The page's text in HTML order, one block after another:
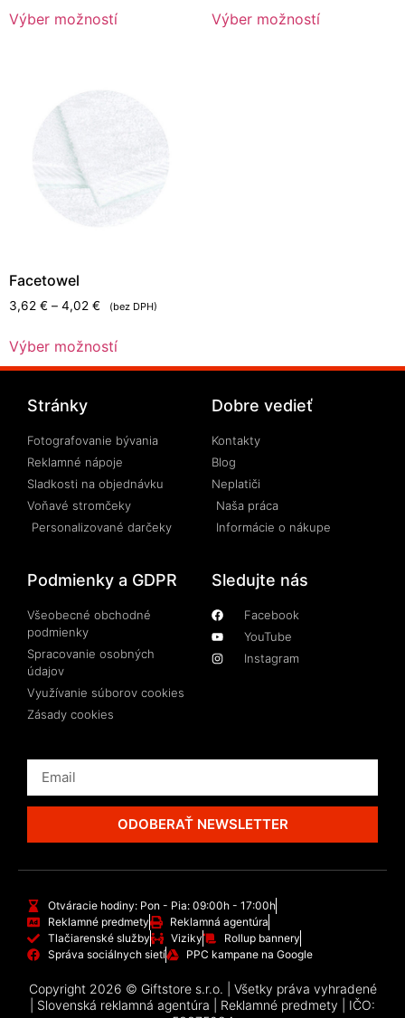
Výber možností Výber možností
Facetowel
3,62 € – 4,02 € (bez DPH)
Výber možností
Stránky
Fotografovanie bývania
Reklamné nápoje
Sladkosti na objednávku
Voňavé stromčeky
Personalizované darčeky
Dobre vedieť
Kontakty
Blog
Neplatiči
Naša práca
Informácie o nákupe
Podmienky a GDPR
Všeobecné obchodné
podmienky
Spracovanie osobných
údajov
Využívanie súborov cookies
Zásady cookies
Sledujte nás
Facebook
YouTube
Instagram
ODOBERAŤ NEWSLETTER
Otváracie hodiny: Pon - Pia: 09:00h - 17:00h
Reklamné predmety
Reklamná agentúra
Tlačiarenské služby
Viziky
Rollup bannery
Správa sociálnych sietí
PPC kampane na Google
Copyright 2026 © Giftstore s.r.o. | Všetky práva vyhradené
| Slovenská reklamná agentúra | Reklamné predmety | IČO: